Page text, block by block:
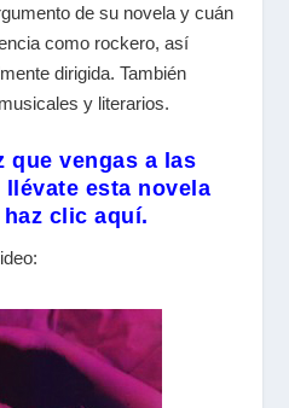
de su novela y cuán
como rockero, así
dirigida. También
y literarios.
que vengas a las
esta novela
clic aquí.